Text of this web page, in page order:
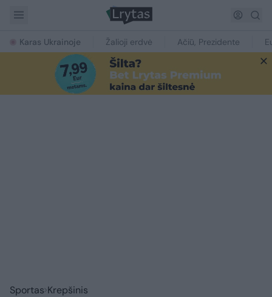
Karas Ukrainoje Žalioji erdvė Ačiū, Prezidente
Sportas Krepšinis